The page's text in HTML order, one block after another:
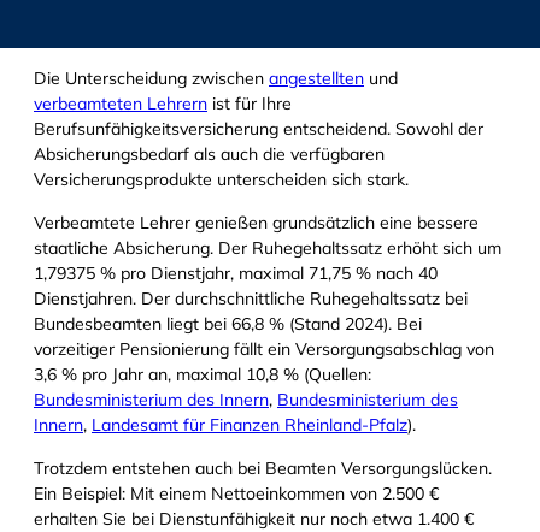
Die Unterscheidung zwischen angestellten und
verbeamteten Lehrern ist für Ihre
Berufsunfähigkeitsversicherung entscheidend. Sowohl der
Absicherungsbedarf als auch die verfügbaren
Versicherungsprodukte unterscheiden sich stark.
Verbeamtete Lehrer genießen grundsätzlich eine bessere
staatliche Absicherung. Der Ruhegehaltssatz erhöht sich um
1,79375 % pro Dienstjahr, maximal 71,75 % nach 40
Dienstjahren. Der durchschnittliche Ruhegehaltssatz bei
Bundesbeamten liegt bei 66,8 % (Stand 2024). Bei
vorzeitiger Pensionierung fällt ein Versorgungsabschlag von
3,6 % pro Jahr an, maximal 10,8 % (Quellen:
Bundesministerium des Innern, Bundesministerium des
Innern, Landesamt für Finanzen Rheinland-Pfalz).
Trotzdem entstehen auch bei Beamten Versorgungslücken.
Ein Beispiel: Mit einem Nettoeinkommen von 2.500 €
erhalten Sie bei Dienstunfähigkeit nur noch etwa 1.400 €